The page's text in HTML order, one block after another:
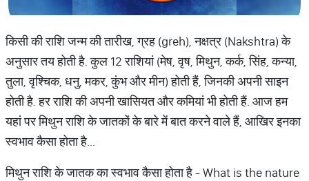
किसी की राशि जन्म की तारीख, ग्रह (greh), नक्षत्र (Nakshtra) के
अनुसार तय होती है. कुल 12 राशियां (मेष, वृष, मिथुन, कर्क, सिंह, कन्या,
तुला, वृश्चिक, धनु, मकर, कुंभ और मीन) होती हैं, जिनकी अपनी साइन
होती है. हर राशि की अपनी खासियत और कमियां भी होती हैं. आज हम
यहां पर मिथुन राशि के जातकों के बारे में बात करने वाले हैं, आखिर इनका
स्वभाव कैसा होता है...
मिथुन राशि के जातक का स्वभाव कैसा होता है - What is the nature